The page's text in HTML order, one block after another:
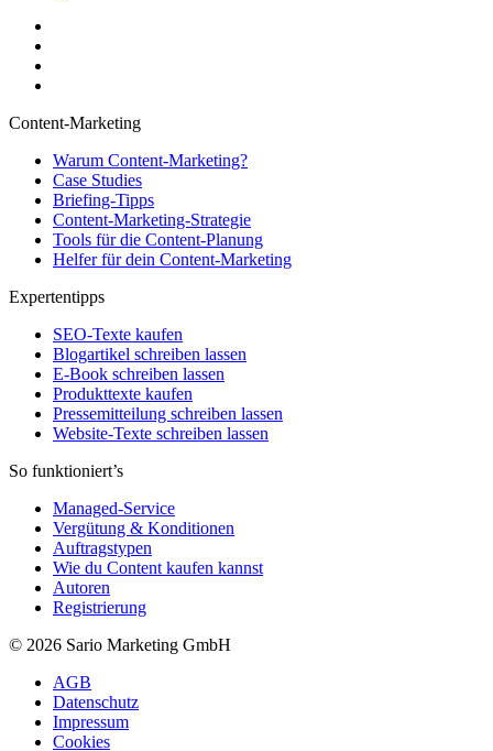
Content-Marketing
Warum Content-Marketing?
Case Studies
Briefing-Tipps
Content-Marketing-Strategie
Tools für die Content-Planung
Helfer für dein Content-Marketing
Expertentipps
SEO-Texte kaufen
Blogartikel schreiben lassen
E-Book schreiben lassen
Produkttexte kaufen
Pressemitteilung schreiben lassen
Website-Texte schreiben lassen
So funktioniert’s
Managed-Service
Vergütung & Konditionen
Auftragstypen
Wie du Content kaufen kannst
Autoren
Registrierung
© 2026 Sario Marketing GmbH
AGB
Datenschutz
Impressum
Cookies